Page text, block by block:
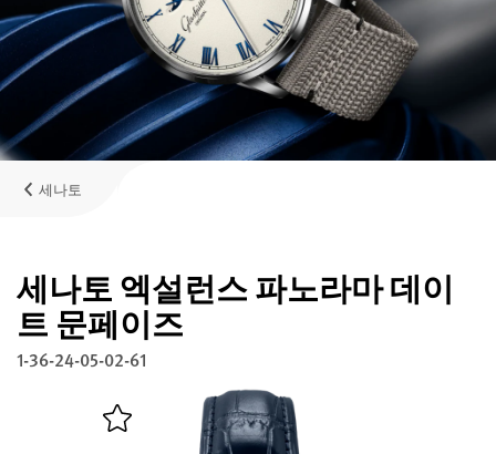
글라슈테 오리지널 브랜드
매뉴팩처, 히스토리, 그리고 파트너들
리테일러
부티크와 공식 리테일러
내계정
서비스
워런티, 시계 개선과 복구
연락처
세나토
세나토 엑설런스 파노라마 데이
트 문페이즈
1-36-24-05-02-61